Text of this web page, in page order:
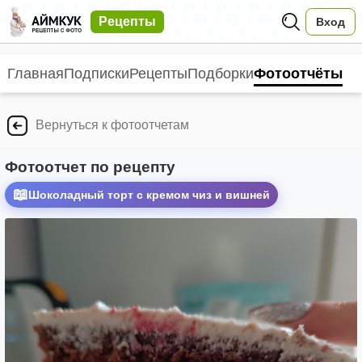
Рецепты Вход
ГлавнаяПодпискиРецептыПодборкиФотоотчёты
Вернуться к фотоотчетам
Фотоотчет по рецепту
📖Шоколадный торт с кремом чиз и вишней